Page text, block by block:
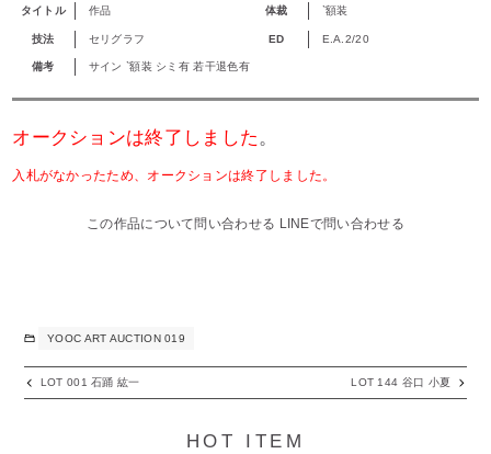
タイトル 作品 体裁 `額装
技法 セリグラフ ED E.A.2/20
備考 サイン `額装 シミ有 若干退色有
オークションは終了しました。
入札がなかったため、オークションは終了しました。
この作品について問い合わせる LINEで問い合わせる
YOOC ART AUCTION 019
LOT 001 石踊 紘一 LOT 144 谷口 小夏
HOT ITEM